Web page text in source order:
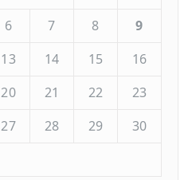
6 7 8
9
13 14 15
16
20 21 22
23
27 28 29
30